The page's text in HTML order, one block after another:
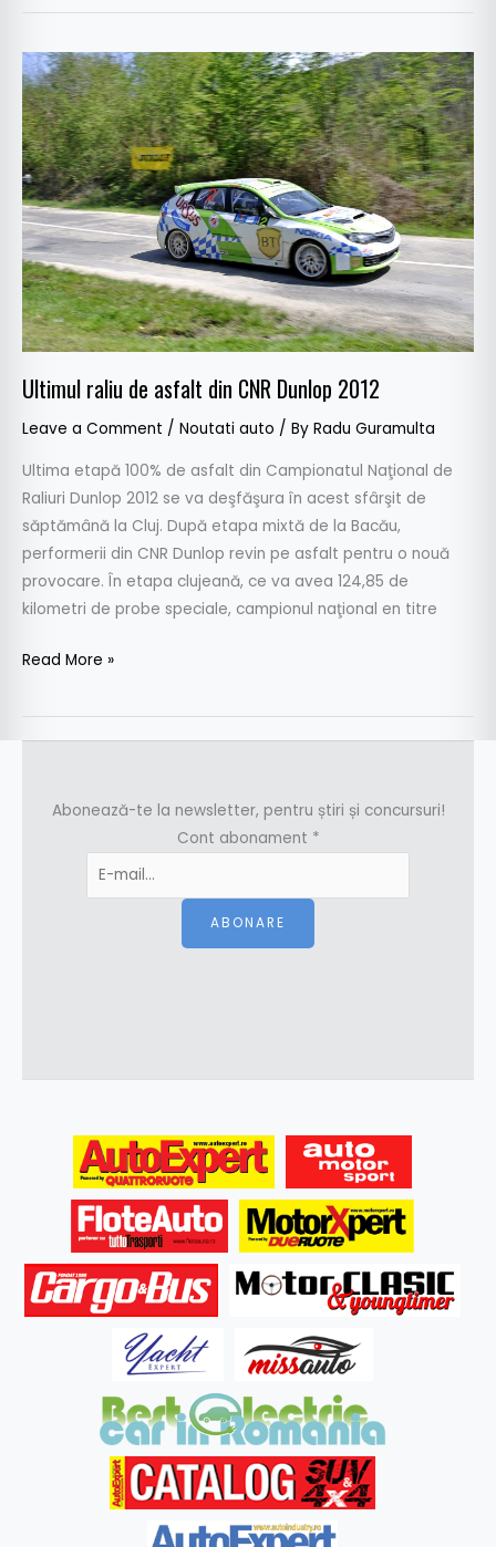
Ultimul raliu de asfalt din CNR Dunlop 2012
Leave a Comment / Noutati auto / By Radu Guramulta
Ultima etapă 100% de asfalt din Campionatul Naţional de
Raliuri Dunlop 2012 se va deşfăşura în acest sfârşit de
săptămână la Cluj. După etapa mixtă de la Bacău,
performerii din CNR Dunlop revin pe asfalt pentru o nouă
provocare. În etapa clujeană, ce va avea 124,85 de
kilometri de probe speciale, campionul naţional en titre
Ultimul
raliu
de
asfalt
din
CNR
Dunlop
2012
Read More »
Abonează-te la newsletter, pentru știri și concursuri!
Cont abonament *
ABONARE